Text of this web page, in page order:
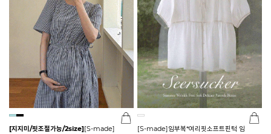
[지지미/핏조절가능/2size][S-made]
[S-made]임부복*여리핏소프트핀턱 임